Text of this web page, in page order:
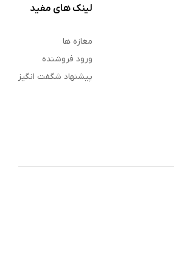
لینک های مفید
مغازه ها
ورود فروشنده
پیشنهاد شگفت انگیز